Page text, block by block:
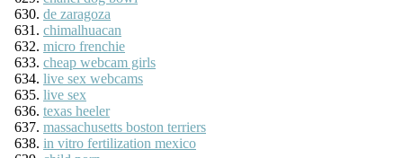
de zaragoza
chimalhuacan
micro frenchie
cheap webcam girls
live sex webcams
live sex
texas heeler
massachusetts boston terriers
in vitro fertilization mexico